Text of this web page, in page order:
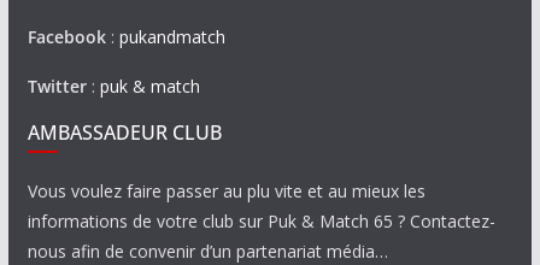
Facebook: pukandmatch
Twitter: puk & match
AMBASSADEUR CLUB
Vous voulez faire passer au plu vite et au mieux les
informations de votre club sur Puk & Match 65 ? Contactez-
nous afin de convenir d’un partenariat média…